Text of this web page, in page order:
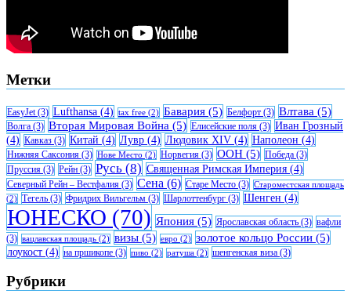
Метки
EasyJet (3) Lufthansa (4) tax free (2) Бавария (5) Белфорт (3) Влтава (5)
Волга (3) Вторая Мировая Война (5) Елисейские поля (3) Иван Грозный
(4) Кавказ (3) Китай (4) Лувр (4) Людовик XIV (4) Наполеон (4)
Нижняя Саксония (3) Нове Место (2) Норвегия (3) ООН (5) Победа (3)
Пруссия (3) Рейн (3) Русь (8) Священная Римская Империя (4)
Северный Рейн – Вестфалия (3) Сена (6) Старе Место (3) Староместская площадь
(2) Тегель (3) Фридрих Вильгельм (3) Шарлоттенбург (3) Шенген (4)
ЮНЕСКО (70) Япония (5) Ярославская область (3) вафли
(3) вацлавская площадь (2) визы (5) евро (2) золотое кольцо России (5)
лоукост (4) на пршикопе (3) пиво (2) ратуша (2) шенгенская виза (3)
Рубрики